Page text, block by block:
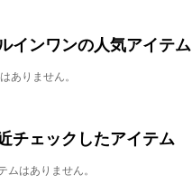
インワンの人気アイテム
ありません。
チェックしたアイテム
はありません。